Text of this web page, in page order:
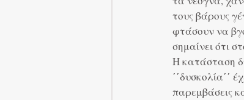
τους βάρους
φτάσουν να
σημαίνει ότι
Η κατάσταση
΄΄δυσκολία΄΄
παρεμβάσεις